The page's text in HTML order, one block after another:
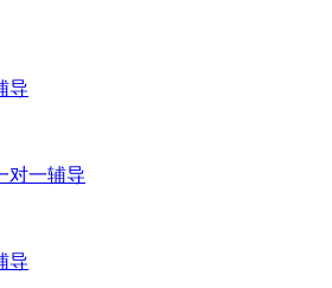
导
对一辅导
导